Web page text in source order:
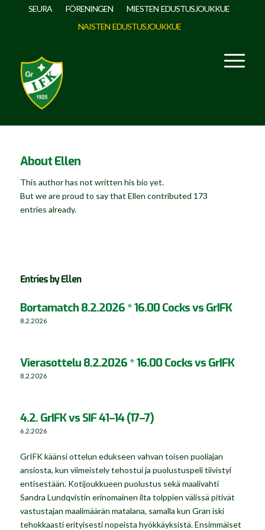
SEURA FÖRENINGEN
MIESTEN EDUSTUSJOUKKUE
NAISTEN EDUSTUSJOUKKUE
AboutEllen
This author has not written his bio yet.
But we are proud to say that Ellen contributed 173
entries already.
Entries by Ellen
Bortamatch 8.2.2026 * 16.00 Cocks vs GrIFK
8.2.2026
Vierasottelu 8.2.2026 * 16.00 Cocks vs GrIFK
8.2.2026
4.2. GrIFK vs SIF 41–14 (17–7)
6.2.2026
GrIFK käänsi ottelun edukseen vahvan toisen puoliajan
ansiosta, kun viimeistely tehostui ja puolustuspeli tiivistyi
entisestään. Kotijoukkueen puolustus sekä maalivahti
Sandra Lundqvistin erinomainen ilta tolppien välissä pitivät
vastustajan maalimäärän matalana, samalla kun Gran iski
tehokkaasti erityisesti nopeista hyökkäyksistä. Ensimmäiset